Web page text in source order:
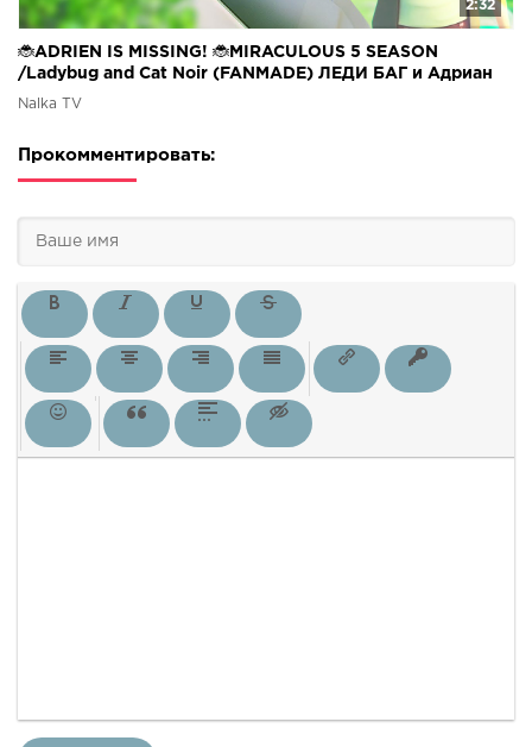
2:32
🐞ADRIEN IS MISSING! 🐞MIRACULOUS 5 SEASON
/Ladybug and Cat Noir (FANMADE) ЛЕДИ БАГ и Адриан
Nalka TV
Прокомментировать: